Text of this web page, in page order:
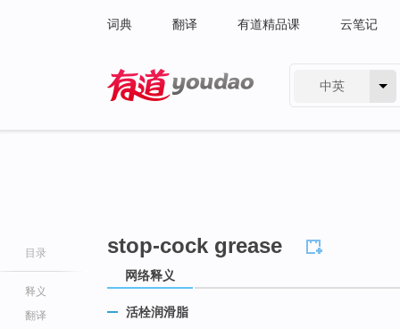
词典 翻译 有道精品课 云笔记
中英
目录
释义
翻译
stop-cock grease
网络释义
活栓润滑脂